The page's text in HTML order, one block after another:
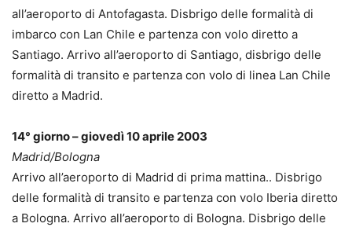
all’aeroporto di Antofagasta. Disbrigo delle formalità di
imbarco con Lan Chile e partenza con volo diretto a
Santiago. Arrivo all’aeroporto di Santiago, disbrigo delle
formalità di transito e partenza con volo di linea Lan Chile
diretto a Madrid.
14° giorno – giovedì 10 aprile 2003
Madrid/Bologna
Arrivo all’aeroporto di Madrid di prima mattina.. Disbrigo
delle formalità di transito e partenza con volo Iberia diretto
a Bologna. Arrivo all’aeroporto di Bologna. Disbrigo delle